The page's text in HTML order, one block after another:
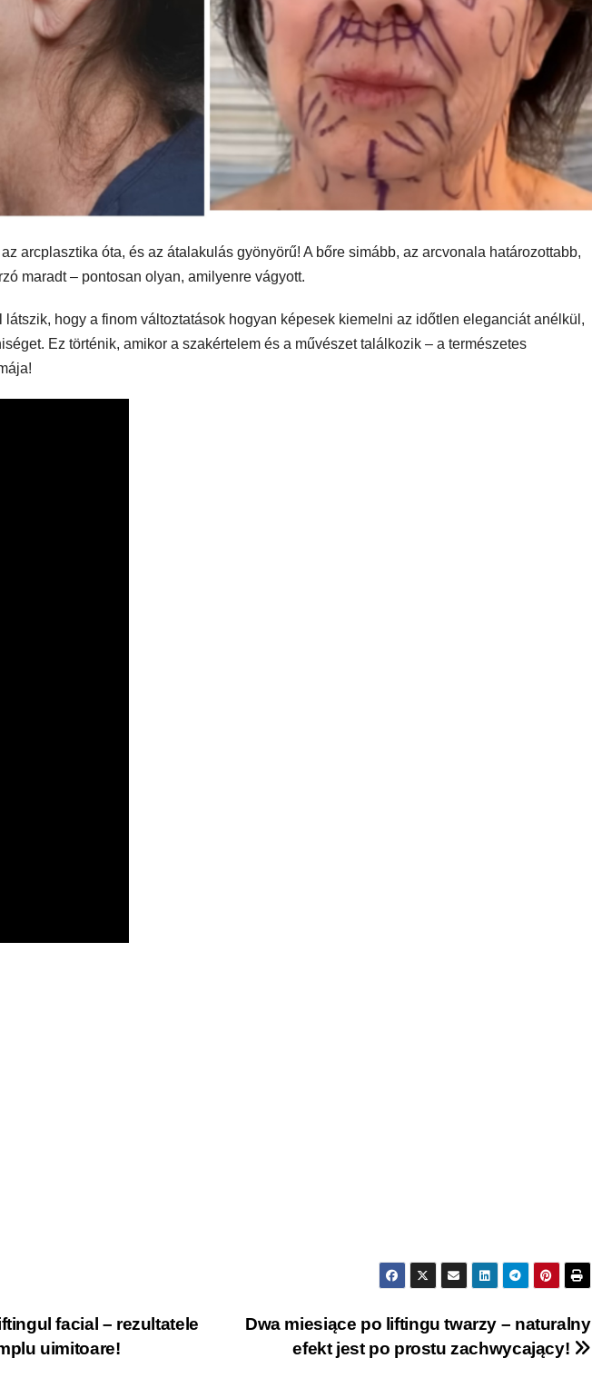
arcplasztika óta, és az átalakulás gyönyörű! A bőre simább, az arcvonala határozottabb,
maradt – pontosan olyan, amilyenre vágyott.
látszik, hogy a finom változtatások hogyan képesek kiemelni az időtlen eleganciát anélkül,
Ez történik, amikor a szakértelem és a művészet találkozik – a természetes
Dwa miesiące po liftingu twarzy – naturalny
efekt jest po prostu zachwycający!
facial – rezultatele
uimitoare!